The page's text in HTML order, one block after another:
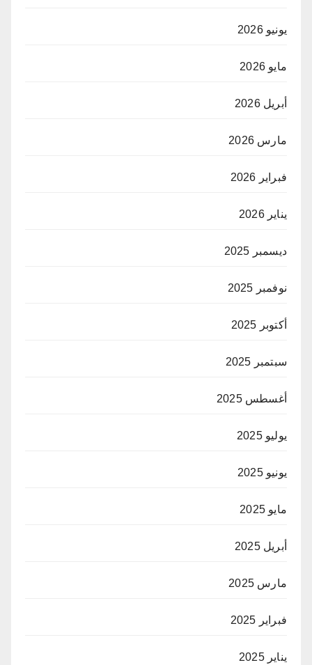
يونيو 2026
مايو 2026
أبريل 2026
مارس 2026
فبراير 2026
يناير 2026
ديسمبر 2025
نوفمبر 2025
أكتوبر 2025
سبتمبر 2025
أغسطس 2025
يوليو 2025
يونيو 2025
مايو 2025
أبريل 2025
مارس 2025
فبراير 2025
يناير 2025